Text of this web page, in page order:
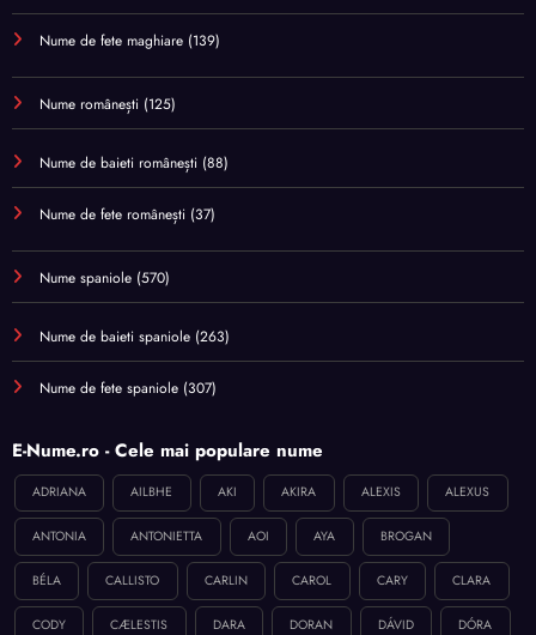
Nume de fete maghiare (139)
Nume românești (125)
Nume de baieti românești (88)
Nume de fete românești (37)
Nume spaniole (570)
Nume de baieti spaniole (263)
Nume de fete spaniole (307)
E-Nume.ro - Cele mai populare nume
ADRIANA AILBHE AKI AKIRA ALEXIS ALEXUS
ANTONIA ANTONIETTA AOI AYA BROGAN
BÉLA CALLISTO CARLIN CAROL CARY CLARA
CODY CÆLESTIS DARA DORAN DÁVID DÓRA